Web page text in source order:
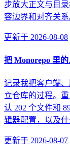
步放大正文与目
容边界和对齐关系
更新于 2026-08-08
把 Monorepo 里
记录我把客户端
立仓库的过程。
认 202 个文件和
辑器配置，以及
更新于 2026-08-07